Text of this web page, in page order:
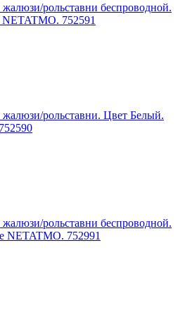
рольставни беспроводной.
752591
рольставни. Цвет Белый.
рольставни беспроводной.
NETATMO. 752991